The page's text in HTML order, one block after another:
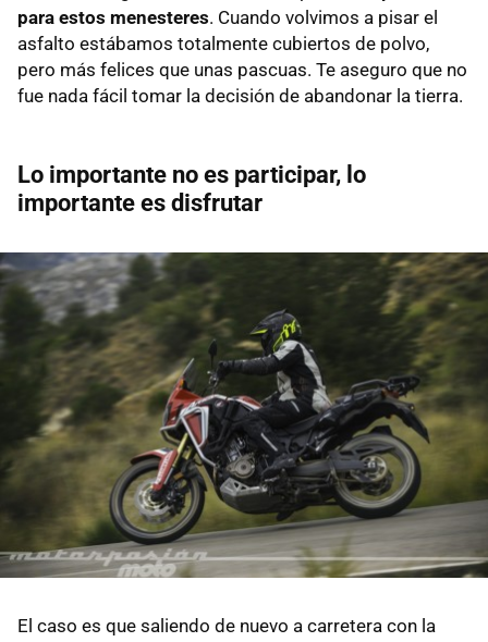
para estos menesteres. Cuando volvimos a pisar el
asfalto estábamos totalmente cubiertos de polvo,
pero más felices que unas pascuas. Te aseguro que no
fue nada fácil tomar la decisión de abandonar la tierra.
Lo importante no es participar, lo
importante es disfrutar
El caso es que saliendo de nuevo a carretera con la